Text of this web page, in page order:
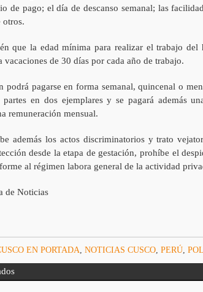
de pago; el día de descanso semanal; las
otros.
que la edad mínima para realizar el trabajo
vacaciones de 30 días por cada año de trabajo.
podrá pagarse en forma semanal, quincenal o
en dos ejemplares y se pagará además
remuneración mensual.
además los actos discriminatorios y trato
desde la etapa de gestación, prohíbe el
al régimen labora general de la actividad
de Noticias
EN PORTADA NOTICIAS CUSCO, PERÚ,